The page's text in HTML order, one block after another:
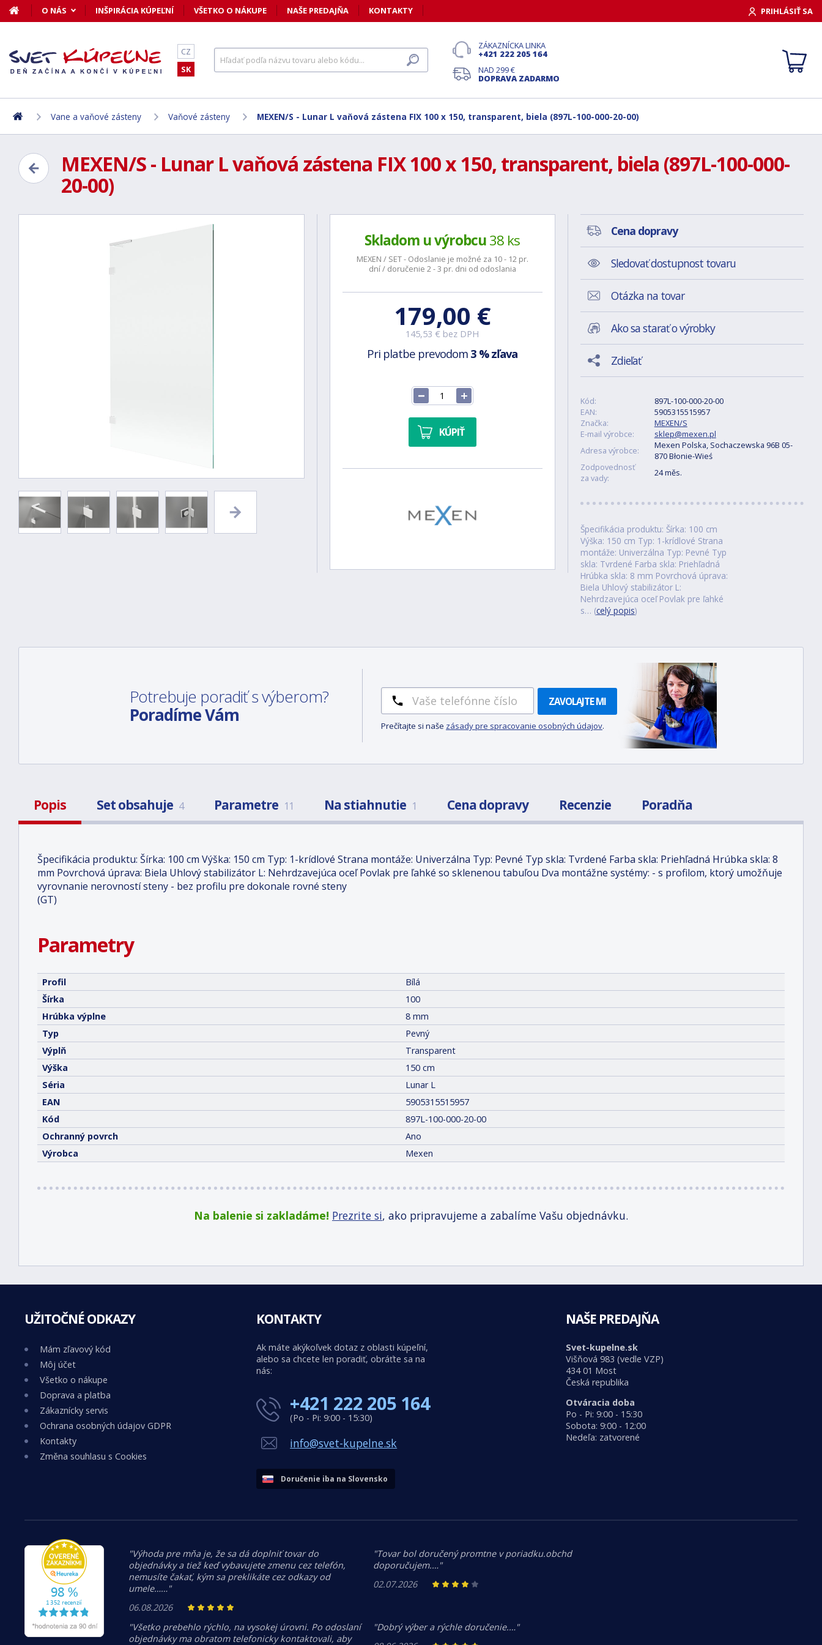
O NÁS INŠPIRÁCIA KÚPEĽNÍ VŠETKO O NÁKUPE NAŠE PREDAJŇA KONTAKTY PRIHLÁSIŤ SA
CZ
SK
ZÁKAZNÍCKA LINKA
+421 222 205 164
NAD 299 €
DOPRAVA ZADARMO
Vane a vaňové zásteny Vaňové zásteny MEXEN/S - Lunar L vaňová zástena FIX 100 x 150, transparent, biela (897L-100-000-20-00)
MEXEN/S - Lunar L vaňová zástena FIX 100 x 150, transparent, biela (897L-100-000-
20-00)
Skladom u výrobcu38 ks
MEXEN / SET - Odoslanie je možné za 10 - 12 pr.
dní / doručenie 2 - 3 pr. dni od odoslania
179,00 €
145,53 € bez DPH
Pri platbe prevodom 3 % zľava
KÚPIŤ
Cena dopravy
Sledovať dostupnost tovaru
Otázka na tovar
Ako sa starať o výrobky
Zdieľať
Kód:
897L-100-000-20-00
EAN:
5905315515957
Značka:
MEXEN/S
E-mail výrobce:
sklep@mexen.pl
Adresa výrobce:
Mexen Polska, Sochaczewska 96B 05-
870 Błonie-Wieś
Zodpovednosť
za vady:
24 měs.
Špecifikácia produktu: Šírka: 100 cm
Výška: 150 cm Typ: 1-krídlové Strana
montáže: Univerzálna Typ: Pevné Typ
skla: Tvrdené Farba skla: Priehľadná
Hrúbka skla: 8 mm Povrchová úprava:
Biela Uhlový stabilizátor L:
Nehrdzavejúca oceľ Povlak pre ľahké
s… (celý popis)
Potrebuje poradiť s výberom?
Poradíme Vám
ZAVOLAJTE MI
Prečítajte si naše zásady pre spracovanie osobných údajov.
Popis Set obsahuje 4 Parametre 11 Na stiahnutie 1 Cena dopravy Recenzie Poradňa
Špecifikácia produktu: Šírka: 100 cm Výška: 150 cm Typ: 1-krídlové Strana montáže: Univerzálna Typ: Pevné Typ skla: Tvrdené Farba skla: Priehľadná Hrúbka skla: 8
mm Povrchová úprava: Biela Uhlový stabilizátor L: Nehrdzavejúca oceľ Povlak pre ľahké so sklenenou tabuľou Dva montážne systémy: - s profilom, ktorý umožňuje
vyrovnanie nerovností steny - bez profilu pre dokonale rovné steny
(GT)
Parametry
Profil
Bílá
Šírka
100
Hrúbka výplne
8 mm
Typ
Pevný
Výplň
Transparent
Výška
150 cm
Séria
Lunar L
EAN
5905315515957
Kód
897L-100-000-20-00
Ochranný povrch
Ano
Výrobca
Mexen
Na balenie si zakladáme! Prezrite si, ako pripravujeme a zabalíme Vašu objednávku.
UŽITOČNÉ ODKAZY
Mám zľavový kód
Môj účet
Všetko o nákupe
Doprava a platba
Zákaznícky servis
Ochrana osobných údajov GDPR
Kontakty
Změna souhlasu s Cookies
KONTAKTY
Ak máte akýkoľvek dotaz z oblasti kúpeľní,
alebo sa chcete len poradiť, obráťte sa na
nás:
+421 222 205 164
(Po - Pi: 9:00 - 15:30)
info@svet-kupelne.sk
Doručenie iba na Slovensko
NAŠE PREDAJŇA
Svet-kupelne.sk
Višňová 983 (vedle VZP)
434 01 Most
Česká republika
Otváracia doba
Po - Pi: 9:00 - 15:30
Sobota: 9:00 - 12:00
Nedeľa: zatvorené
"Výhoda pre mňa je, že sa dá doplniť tovar do
objednávky a tiež keď vybavujete zmenu cez telefón,
nemusíte čakať, kým sa preklikáte cez odkazy od
umele……"
06.08.2026
"Tovar bol doručený promtne v poriadku.obchd
doporučujem.…"
02.07.2026
"Všetko prebehlo rýchlo, na vysokej úrovni. Po odoslaní
objednávky ma obratom telefonicky kontaktovali, aby
"Dobrý výber a rýchle doručenie.…"